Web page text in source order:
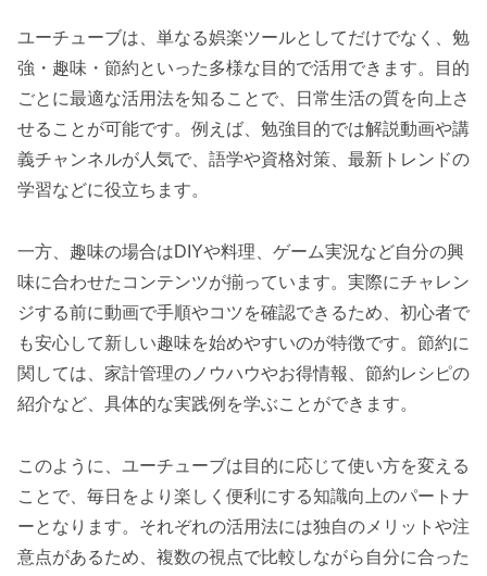
ユーチューブは、単なる娯楽ツールとしてだけでなく、勉
強・趣味・節約といった多様な目的で活用できます。目的
ごとに最適な活用法を知ることで、日常生活の質を向上さ
せることが可能です。例えば、勉強目的では解説動画や講
義チャンネルが人気で、語学や資格対策、最新トレンドの
学習などに役立ちます。
一方、趣味の場合はDIYや料理、ゲーム実況など自分の興
味に合わせたコンテンツが揃っています。実際にチャレン
ジする前に動画で手順やコツを確認できるため、初心者で
も安心して新しい趣味を始めやすいのが特徴です。節約に
関しては、家計管理のノウハウやお得情報、節約レシピの
紹介など、具体的な実践例を学ぶことができます。
このように、ユーチューブは目的に応じて使い方を変える
ことで、毎日をより楽しく便利にする知識向上のパートナ
ーとなります。それぞれの活用法には独自のメリットや注
意点があるため、複数の視点で比較しながら自分に合った